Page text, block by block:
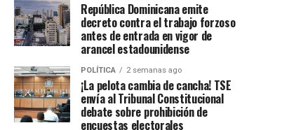
República Dominicana emite
decreto contra el trabajo forzoso
antes de entrada en vigor de
arancel estadounidense
POLÍTICA 2 semanas ago
¡La pelota cambia de cancha! TSE
envía al Tribunal Constitucional
debate sobre prohibición de
encuestas electorales